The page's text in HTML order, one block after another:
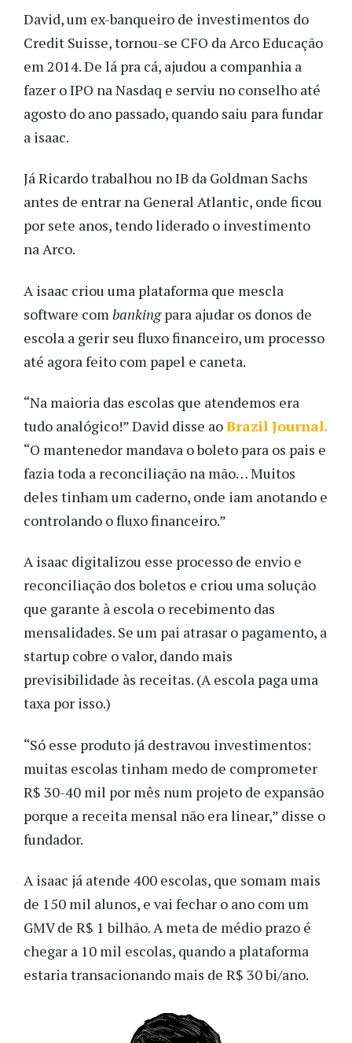
David, um ex-banqueiro de investimentos do
Credit Suisse, tornou-se CFO da Arco Educação
em 2014. De lá pra cá, ajudou a companhia a
fazer o IPO na Nasdaq e serviu no conselho até
agosto do ano passado, quando saiu para fundar
a isaac.
Já Ricardo trabalhou no IB da Goldman Sachs
antes de entrar na General Atlantic, onde ficou
por sete anos, tendo liderado o investimento
na Arco.
A isaac criou uma plataforma que mescla
software com bankingpara ajudar os donos de
escola a gerir seu fluxo financeiro, um processo
até agora feito com papel e caneta.
“Na maioria das escolas que atendemos era
tudo analógico!” David disse aoBrazil Journal.
“O mantenedor mandava o boleto para os pais e
fazia toda a reconciliação na mão… Muitos
deles tinham um caderno, onde iam anotando e
controlando o fluxo financeiro.”
A isaac digitalizou esse processo de envio e
reconciliação dos boletos e criou uma solução
que garante à escola o recebimento das
mensalidades. Se um pai atrasar o pagamento, a
startup cobre o valor, dando mais
previsibilidade às receitas. (A escola paga uma
taxa por isso.)
“Só esse produto já destravou investimentos:
muitas escolas tinham medo de comprometer
R$ 30-40 mil por mês num projeto de expansão
porque a receita mensal não era linear,” disse o
fundador.
A isaac já atende 400 escolas, que somam mais
de 150 mil alunos, e vai fechar o ano com um
GMV de R$ 1 bilhão. A meta de médio prazo é
chegar a 10 mil escolas, quando a plataforma
estaria transacionando mais de R$ 30 bi/ano.